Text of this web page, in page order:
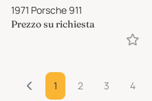
1971 Porsche 911
Prezzo su richiesta
1 2 3 4